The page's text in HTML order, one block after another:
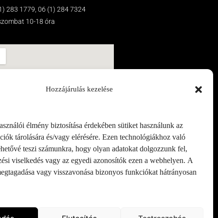
Hozzájárulás kezelése
élmény biztosítása érdekében sütiket használunk az
tárolására és/vagy elérésére. Ezen technológiákhoz való
teszi számunkra, hogy olyan adatokat dolgozzunk fel,
viselkedés vagy az egyedi azonosítók ezen a webhelyen. A
vagy visszavonása bizonyos funkciókat hátrányosan
283 1779, 06 (1) 284 7324
10-18 óra